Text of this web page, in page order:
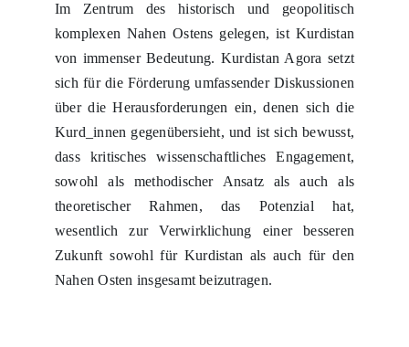
Im Zentrum des historisch und geopolitisch
komplexen Nahen Ostens gelegen, ist Kurdistan
von immenser Bedeutung. Kurdistan Agora setzt
sich für die Förderung umfassender Diskussionen
über die Herausforderungen ein, denen sich die
Kurd_innen gegenübersieht, und ist sich bewusst,
dass kritisches wissenschaftliches Engagement,
sowohl als methodischer Ansatz als auch als
theoretischer Rahmen, das Potenzial hat,
wesentlich zur Verwirklichung einer besseren
Zukunft sowohl für Kurdistan als auch für den
Nahen Osten insgesamt beizutragen.